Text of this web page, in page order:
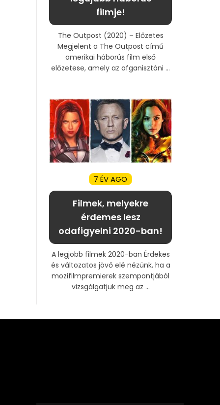
filmje!
The Outpost (2020) – Előzetes
Megjelent a The Outpost című
amerikai háborús film első
előzetese, amely az afganisztáni ...
7 ÉV AGO
Filmek, melyekre
érdemes lesz
odafigyelni 2020-ban!
A legjobb filmek 2020-ban Érdekes
és változatos jövő elé nézünk, ha a
mozifilmpremierek szempontjából
vizsgálgatjuk meg az ...